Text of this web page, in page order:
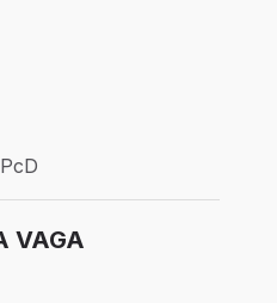
- SP
VAGA